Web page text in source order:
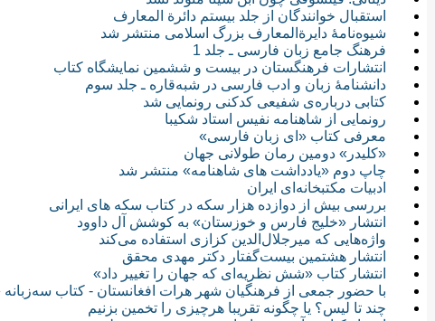
استقبال خوانندگان از جلد بیستم دائرة المعارف
شیوه‌نامۀ دایرةالمعارف بزرگ اسلامی منتشر شد
فرهنگ جامع زبان فارسی ـ جلد 1
انتشارات فرهنگستان در بیست و ششمین نمایشگاه کتاب
دانشنامۀ زبان و ادب فارسی در شبه‌قاره ـ جلد سوم
کتابی درباره‌ی شفیعی کدکنی رونمایی شد
رونمایی از شاهنامه نفیس استاد شکیبا
معرفی کتاب «ای زبان فارسی»
«کلیدر» دومین رمان طولانی‌ جهان
چاپ دوم «یادداشت های شاهنامه» منتشر شد
ادبیات مکتبخانه‌ای ایران
بررسی بیش از دوازده هزار سکه در کتاب سکه های ایرانی
انتشار «خلیج فارس و خوزستان» به کوشش آل داوود
واژه‌هایی که میرجلال‌الدین کزازی استفاده می‌کند
انتشار هشتمین بیست‌گفتار دکتر مهدی محقق
انتشار كتاب «شش نظريه‌اى كه جهان را تغيير داد»
با حضور جمعی از فرهنگیان شهر هرات افغانستان - کتاب
چند تا ليس؟ یا چگونه تقريبا هرچيزى را تخمين بزنيم